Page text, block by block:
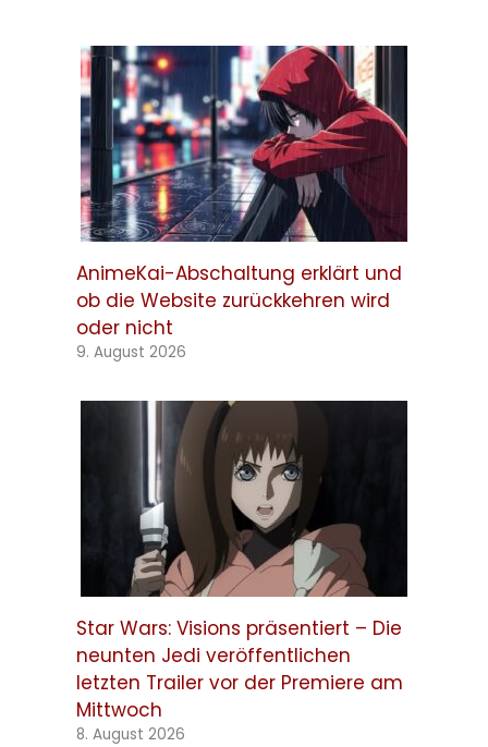
AnimeKai-Abschaltung erklärt und
ob die Website zurückkehren wird
oder nicht
9. August 2026
Star Wars: Visions präsentiert – Die
neunten Jedi veröffentlichen
letzten Trailer vor der Premiere am
Mittwoch
8. August 2026